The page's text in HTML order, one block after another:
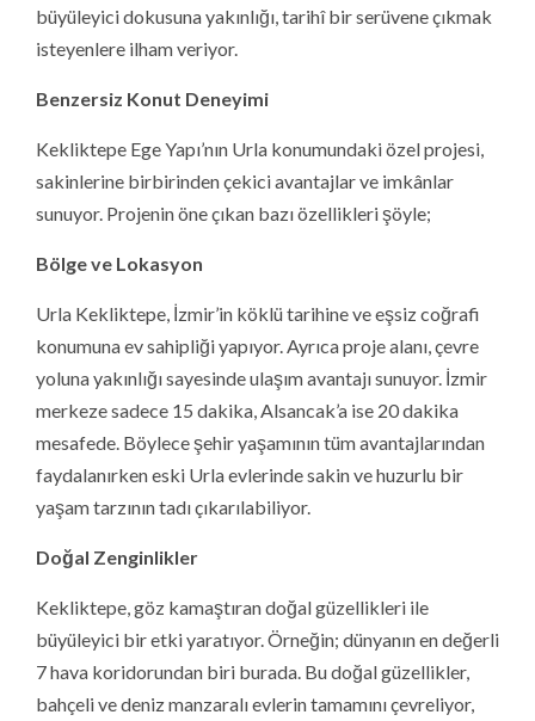
büyüleyici dokusuna yakınlığı, tarihî bir serüvene çıkmak
isteyenlere ilham veriyor.
Benzersiz Konut Deneyimi
Kekliktepe Ege Yapı’nın Urla konumundaki özel projesi,
sakinlerine birbirinden çekici avantajlar ve imkânlar
sunuyor. Projenin öne çıkan bazı özellikleri şöyle;
Bölge ve Lokasyon
Urla Kekliktepe, İzmir’in köklü tarihine ve eşsiz coğrafi
konumuna ev sahipliği yapıyor. Ayrıca proje alanı, çevre
yoluna yakınlığı sayesinde ulaşım avantajı sunuyor. İzmir
merkeze sadece 15 dakika, Alsancak’a ise 20 dakika
mesafede. Böylece şehir yaşamının tüm avantajlarından
faydalanırken eski Urla evlerinde sakin ve huzurlu bir
yaşam tarzının tadı çıkarılabiliyor.
Doğal Zenginlikler
Kekliktepe, göz kamaştıran doğal güzellikleri ile
büyüleyici bir etki yaratıyor. Örneğin; dünyanın en değerli
7 hava koridorundan biri burada. Bu doğal güzellikler,
bahçeli ve deniz manzaralı evlerin tamamını çevreliyor,